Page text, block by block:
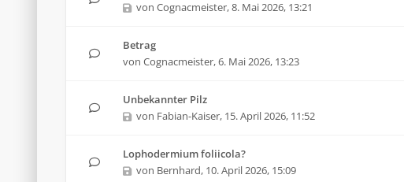
von Cognacmeister,8. Mai 2026, 13:21
Betrag
von Cognacmeister,6. Mai 2026, 13:23
Unbekannter Pilz
von Fabian-Kaiser, 15. April 2026, 11:52
Lophodermium foliicola?
von Bernhard, 10. April 2026, 15:09